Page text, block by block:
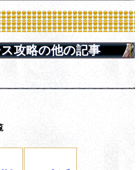
攻略の他の記事